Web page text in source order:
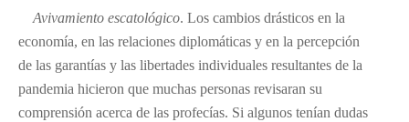
Avivamiento escatológico. Los cambios drásticos en la
economía, en las relaciones diplomáticas y en la percepción
de las garantías y las libertades individuales resultantes de la
pandemia hicieron que muchas personas revisaran su
comprensión acerca de las profecías. Si algunos tenían dudas